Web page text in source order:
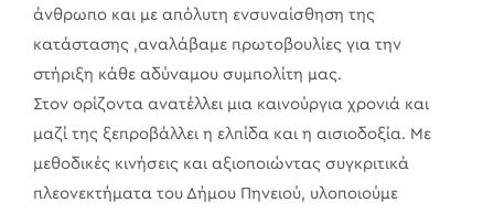
άνθρωπο και με απόλυτη ενσυναίσθηση της
κατάστασης ,αναλάβαμε πρωτοβουλίες για την
στήριξη κάθε αδύναμου συμπολίτη μας.
Στον ορίζοντα ανατέλλει μια καινούργια χρονιά και
μαζί της ξεπροβάλλει η ελπίδα και η αισιοδοξία. Με
μεθοδικές κινήσεις και αξιοποιώντας συγκριτικά
πλεονεκτήματα του Δήμου Πηνειού, υλοποιούμε